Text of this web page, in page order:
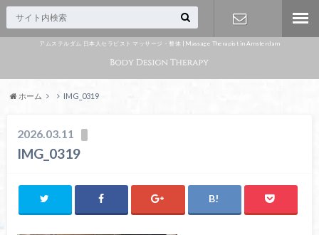
アムステルダム 日本人セラピスト マッサージ・整体 | Massage Therapist in Amsterdam
ホーム IMG_0319
2026.03.11
IMG_0319